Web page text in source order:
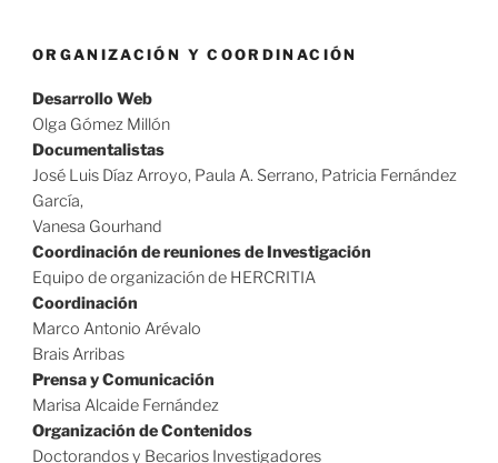
ORGANIZACIÓN Y COORDINACIÓN
Desarrollo Web
Olga Gómez Millón
Documentalistas
José Luis Díaz Arroyo, Paula A. Serrano, Patricia Fernández
García,
Vanesa Gourhand
Coordinación de reuniones de Investigación
Equipo de organización de HERCRITIA
Coordinación
Marco Antonio Arévalo
Brais Arribas
Prensa y Comunicación
Marisa Alcaide Fernández
Organización de Contenidos
Doctorandos y Becarios Investigadores